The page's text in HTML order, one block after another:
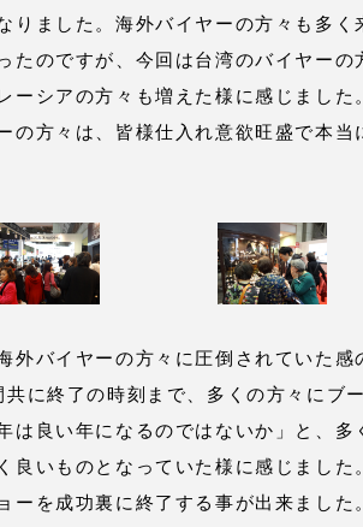
りました。海外バイヤーの方々も多く
たのですが、今回は台湾のバイヤーの
ーシアの方々も増えた様に感じました
の方々は、皆様仕入れ意欲旺盛で本当
バイヤーの方々に圧倒されていた感
に終了の時刻まで、多くの方々にブ
は良い年になるのではないか」と、多
良いものとなっていた様に感じました
ーを成功裏に終了する事が出来ました